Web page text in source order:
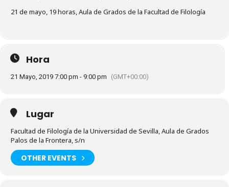
21 de mayo, 19 horas, Aula de Grados de la Facultad de Filología
Hora
21 Mayo, 2019 7:00 pm - 9:00 pm (GMT+00:00)
Lugar
Facultad de Filología de la Universidad de Sevilla, Aula de Grados
Palos de la Frontera, s/n
OTHER EVENTS